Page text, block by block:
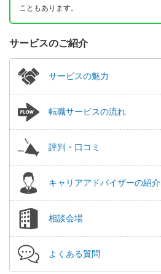
こともあります。
サービスのご紹介
サービスの魅力
転職サービスの流れ
評判・口コミ
キャリアアドバイザーの紹介
相談会場
よくある質問